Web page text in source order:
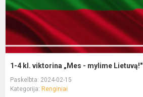
1-4 kl. viktorina „Mes - mylime Lietuvą!"
Paskelbta: 2024-02-15
Kategorija: Renginiai